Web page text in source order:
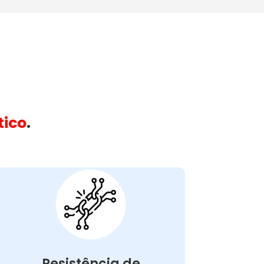
.
Máquina Com
Resistência
Queimada:
resistência queimada
na
pode causar problemas como
a água não aquecer adequadamente,
resultando em roupas mal lavadas. Esse